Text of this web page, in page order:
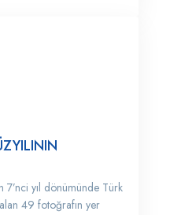
yıl dönümünde Türk
49 fotoğrafın yer